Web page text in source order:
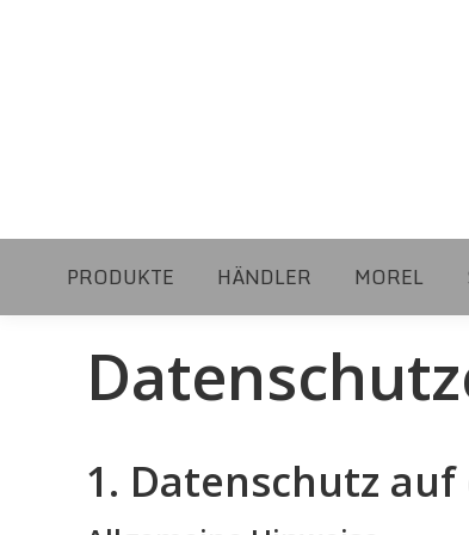
PRODUKTE HÄNDLER MOREL
1. Datenschutz